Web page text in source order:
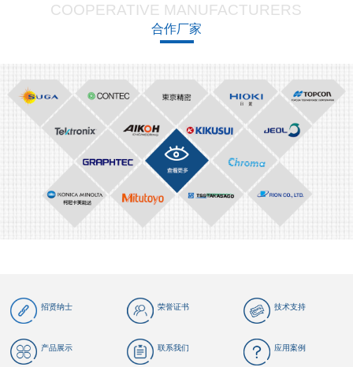
COOPERATIVE MANUFACTURERS
合作厂家
招贤纳士 荣誉证书 技术支持
产品展示 联系我们 应用案例